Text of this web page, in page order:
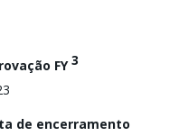
FY3
de encerramento